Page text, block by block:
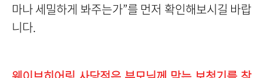
마나 세밀하게 봐주는가”를 먼저 확인해보시길 바랍
니다.